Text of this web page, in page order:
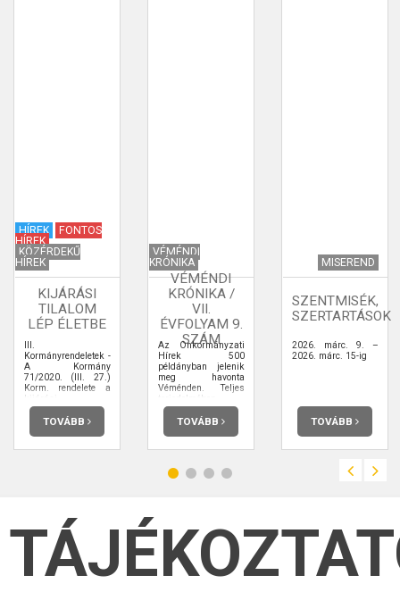
HÍREK
FONTOS
HÍREK
KÖZÉRDEKŰ
HÍREK
KIJÁRÁSI
TILALOM
LÉP ÉLETBE
III.
Kormányrendeletek -
A Kormány
71/2020. (III. 27.)
Korm. rendelete a
kijárási
korlátozásról
TOVÁBB
VÉMÉNDI
KRÓNIKA
VÉMÉNDI
KRÓNIKA /
VII.
ÉVFOLYAM 9.
SZÁM
Az Önkormányzati
Hírek 500
példányban jelenik
meg havonta
Véménden. Teljes
terjedelmében
elolvashatja.
TOVÁBB
MISEREND
SZENTMISÉK,
SZERTARTÁSOK
2026. márc. 9. –
2026. márc. 15-ig
TOVÁBB